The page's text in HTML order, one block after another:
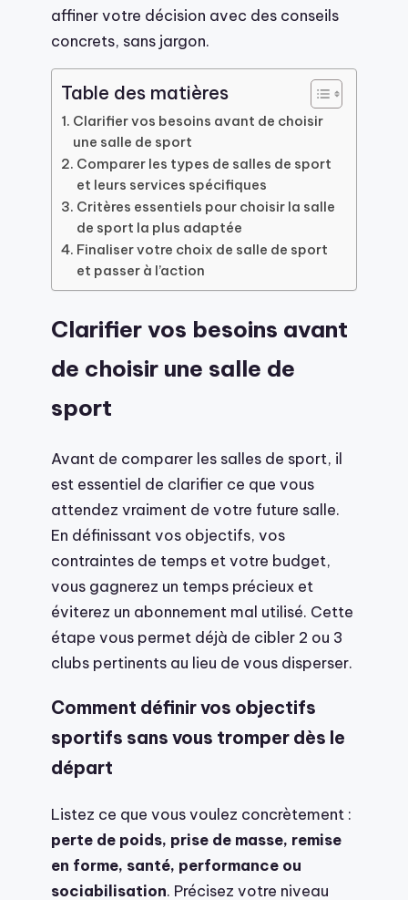
affiner votre décision avec des conseils
concrets, sans jargon.
Table des matières
Clarifier vos besoins avant de choisir
une salle de sport
Comparer les types de salles de sport
et leurs services spécifiques
Critères essentiels pour choisir la salle
de sport la plus adaptée
Finaliser votre choix de salle de sport
et passer à l’action
Clarifier vos besoins avant
de choisir une salle de
sport
Avant de comparer les salles de sport, il
est essentiel de clarifier ce que vous
attendez vraiment de votre future salle.
En définissant vos objectifs, vos
contraintes de temps et votre budget,
vous gagnerez un temps précieux et
éviterez un abonnement mal utilisé. Cette
étape vous permet déjà de cibler 2 ou 3
clubs pertinents au lieu de vous disperser.
Comment définir vos objectifs
sportifs sans vous tromper dès le
départ
Listez ce que vous voulez concrètement :
perte de poids, prise de masse, remise
en forme, santé, performance ou
sociabilisation. Précisez votre niveau